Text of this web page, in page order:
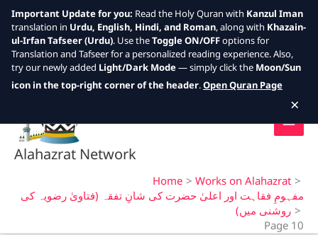
Skip
Alahazrat Network
Home
Works on Alahazrat
مفہومِ فقاہت اور اعلیٰ حضرت کی شانِ تفقہ (فتاویٰ رضویہ کی
روشنی میں)
Page 10
Important Update for you: Read the Holy Quran with Kanzul Iman
translation in Urdu, English, Hindi, and Roman, along with Khazain-
ul-Irfan Tafseer (Urdu). Use theToggle ON/OFFoptions for
Translation and Tafseer for a personalized reading experience. Also,
try our newly added Light/Dark Mode— simply click the Moon/Sun
icon in the top-right corner of the header.Open Quran Page
×